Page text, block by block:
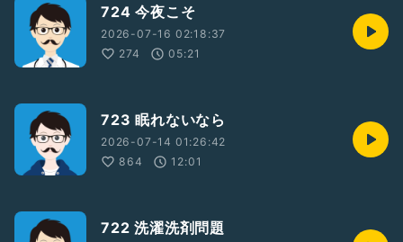
724 今夜こそ
2026-07-16 02:18:37
274
05:21
723 眠れないなら
2026-07-14 01:26:42
864
12:01
722 洗濯洗剤問題